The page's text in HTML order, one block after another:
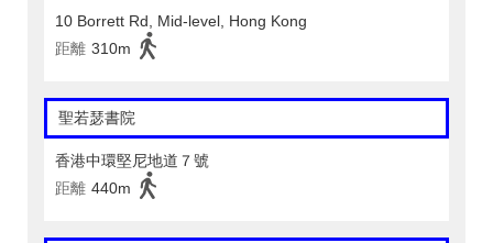
10 Borrett Rd, Mid-level, Hong Kong
距離 310m
聖若瑟書院
香港中環堅尼地道７號
距離 440m